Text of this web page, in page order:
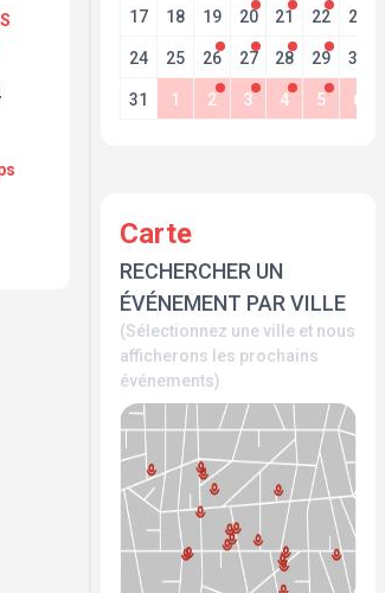
17 18 19 20 21 22 23
24 25 26 27 28 29 30
31 1 2 3 4 5 6
Carte
RECHERCHER UN
ÉVÉNEMENT PAR VILLE
(Sélectionnez une ville et nous
afficherons les prochains
événements)